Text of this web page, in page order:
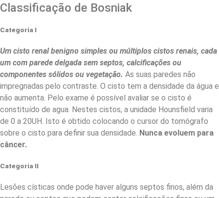
Classificação de Bosniak
Categoria I
Um cisto renal benigno simples ou múltiplos cistos renais, cada
um com parede delgada sem septos, calcificações ou
componentes sólidos ou vegetação. As suas paredes não
impregnadas pelo contraste. O cisto tem a densidade da água e
não aumenta. Pelo exame é possível avaliar se o cisto é
constituído de agua. Nestes cistos, a unidade Hounsfield varia
de 0 a 20UH. Isto é obtido colocando o cursor do tomógrafo
sobre o cisto para definir sua densidade. Nunca evoluem para
câncer.
Categoria II
Lesões císticas onde pode haver alguns septos finos, além da